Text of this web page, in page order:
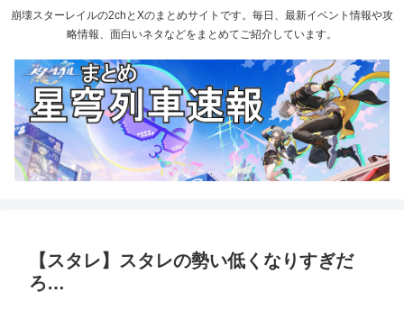
崩壊スターレイルの2chとXのまとめサイトです。毎日、最新イベント情報や攻
略情報、面白いネタなどをまとめてご紹介しています。
【スタレ】スタレの勢い低くなりすぎだ
ろ…